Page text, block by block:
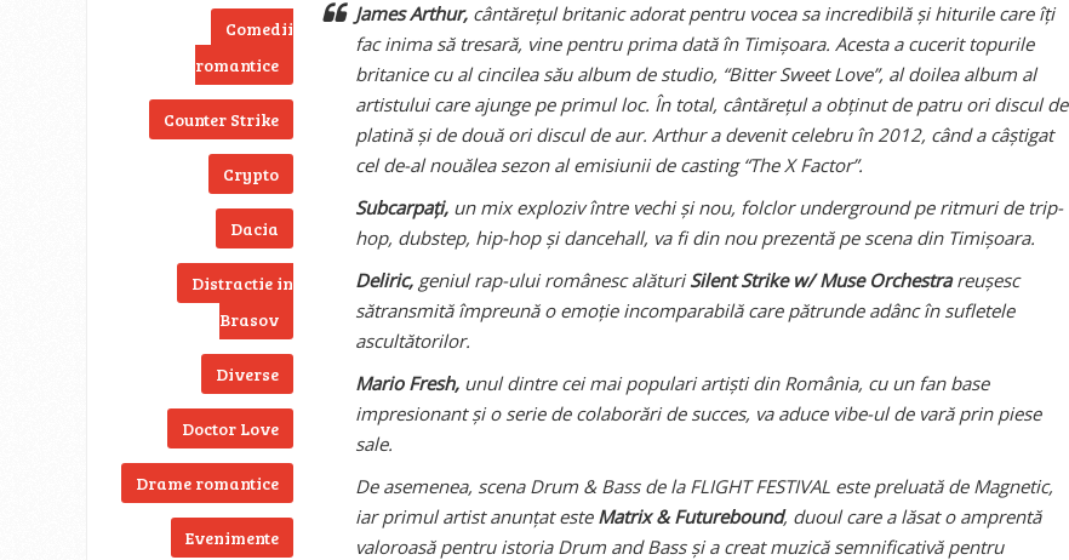
Comedii
romantice
Counter Strike
Crypto
Dacia
Distractie in
Brasov
Diverse
Doctor Love
Drame romantice
Evenimente
James Arthur, cântărețul britanic adorat pentru vocea sa incredibilă și hiturile care îți
fac inima să tresară, vine pentru prima dată în Timișoara. Acesta a cucerit topurile
britanice cu al cincilea său album de studio, “Bitter Sweet Love”, al doilea album al
artistului care ajunge pe primul loc. În total, cântărețul a obținut de patru ori discul de
platină și de două ori discul de aur. Arthur a devenit celebru în 2012, când a câștigat
cel de-al nouălea sezon al emisiunii de casting “The X Factor”.
Subcarpați, un mix exploziv între vechi și nou, folclor underground pe ritmuri de trip-
hop, dubstep, hip-hop și dancehall, va fi din nou prezentă pe scena din Timișoara.
Deliric, geniul rap-ului românesc alăturiSilent Strike w/ Muse Orchestrareușesc
sătransmită împreună o emoție incomparabilă care pătrunde adânc în sufletele
ascultătorilor.
Mario Fresh, unul dintre cei mai populari artiști din România, cu un fan base
impresionant și o serie de colaborări de succes, va aduce vibe-ul de vară prin piese
sale.
De asemenea, scena Drum & Bass de la FLIGHT FESTIVAL este preluată de Magnetic,
iar primul artist anunțat este Matrix & Futurebound, duoul care a lăsat o amprentă
valoroasă pentru istoria Drum and Bass și a creat muzică semnificativă pentru